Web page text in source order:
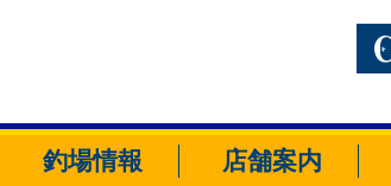
釣場情報 店舗案内